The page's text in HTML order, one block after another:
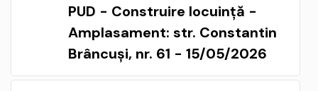
PUD - Construire locuință -
Amplasament: str. Constantin
Brâncuși, nr. 61 - 15/05/2026